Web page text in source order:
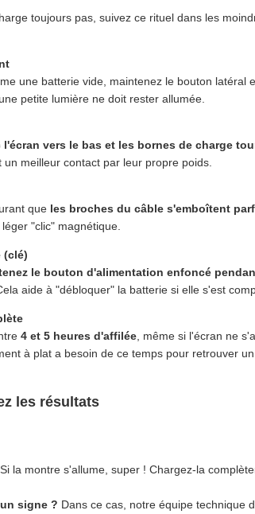
toujours pas, suivez ce rituel dans les
une batterie vide, maintenez le bouton latéral
petite lumière ne doit rester allumée.
l'écran vers le bas et les bornes de charge
meilleur contact par leur propre poids.
que les broches du câble s'emboîtent
"clic" magnétique.
(clé)
le bouton d'alimentation enfoncé
aide à "débloquer" la batterie si elle s'est
4 et 5 heures d'affilée, même si l'écran ne
à plat a besoin de ce temps pour retrouver
les résultats
Si la montre s'allume, super ! Chargez-la
signe ? Dans ce cas, notre équipe technique